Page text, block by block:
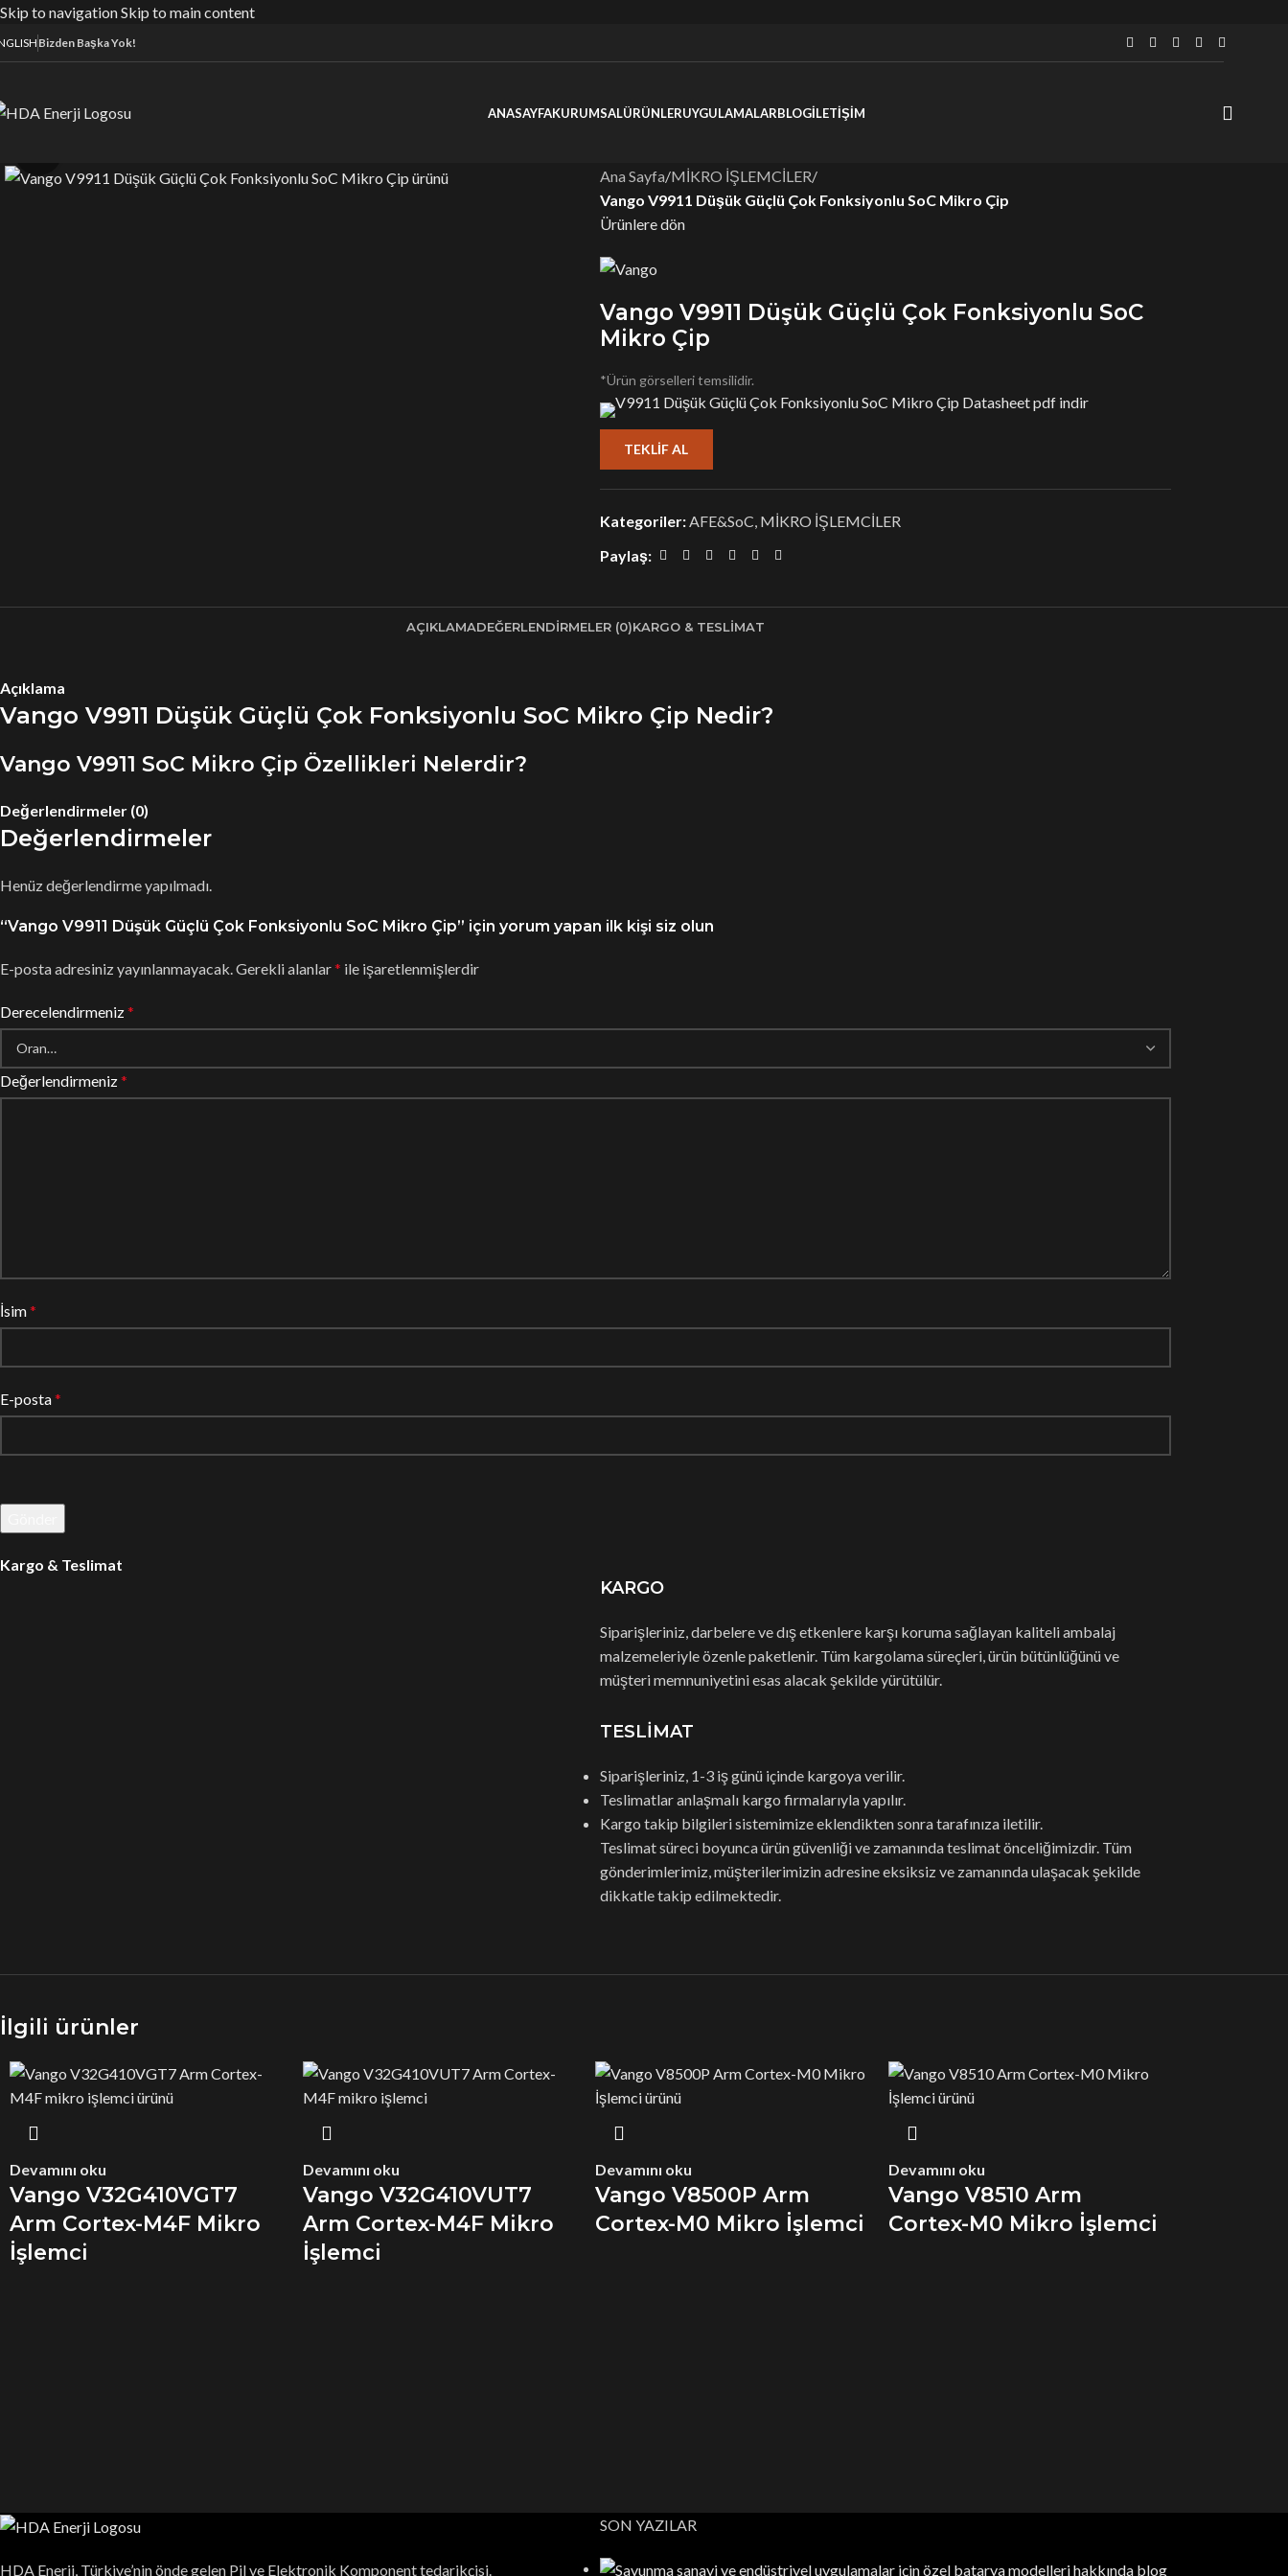
Skip to navigationSkip to main content
Bizden Başka Yok!
ANASAYFAKURUMSALÜRÜNLERUYGULAMALARBLOGİLETİŞİM
Ana Sayfa/MİKRO İŞLEMCİLER/
Vango V9911 Düşük Güçlü Çok Fonksiyonlu SoC Mikro Çip
Ürünlere dön
Vango V9911 Düşük Güçlü Çok Fonksiyonlu SoC
Mikro Çip
*Ürün görselleri temsilidir.
TEKLIF AL
Kategoriler:AFE&SoC, MİKRO İŞLEMCİLER
Paylaş:
AÇIKLAMADEĞERLENDIRMELER (0)KARGO & TESLIMAT
Açıklama
Vango V9911 Düşük Güçlü Çok Fonksiyonlu SoC Mikro Çip Nedir?
Vango V9911 SoC Mikro Çip Özellikleri Nelerdir?
Değerlendirmeler (0)
Değerlendirmeler
Henüz değerlendirme yapılmadı.
“Vango V9911 Düşük Güçlü Çok Fonksiyonlu SoC Mikro Çip” için yorum yapan ilk kişi siz olun
E-posta adresiniz yayınlanmayacak.Gerekli alanlar* ile işaretlenmişlerdir
Derecelendirmeniz*
Değerlendirmeniz*
İsim*
E-posta*
Kargo & Teslimat
KARGO
Siparişleriniz, darbelere ve dış etkenlere karşı koruma sağlayan kaliteli ambalaj
malzemeleriyle özenle paketlenir. Tüm kargolama süreçleri, ürün bütünlüğünü ve
müşteri memnuniyetini esas alacak şekilde yürütülür.
TESLİMAT
Siparişleriniz, 1-3 iş günü içinde kargoya verilir.
Teslimatlar anlaşmalı kargo firmalarıyla yapılır.
Kargo takip bilgileri sistemimize eklendikten sonra tarafınıza iletilir.
Teslimat süreci boyunca ürün güvenliği ve zamanında teslimat önceliğimizdir. Tüm
gönderimlerimiz, müşterilerimizin adresine eksiksiz ve zamanında ulaşacak şekilde
dikkatle takip edilmektedir.
İlgili ürünler
Devamını oku
Vango V32G410VGT7
Arm Cortex-M4F Mikro
İşlemci
Devamını oku
Vango V32G410VUT7
Arm Cortex-M4F Mikro
İşlemci
Devamını oku
Vango V8500P Arm
Cortex-M0 Mikro İşlemci
Devamını oku
Vango V8510 Arm
Cortex-M0 Mikro İşlemci
HDA Enerji, Türkiye’nin önde gelen Pil ve Elektronik Komponent tedarikçisi.
SON YAZILAR